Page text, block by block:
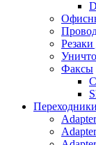
Факсы